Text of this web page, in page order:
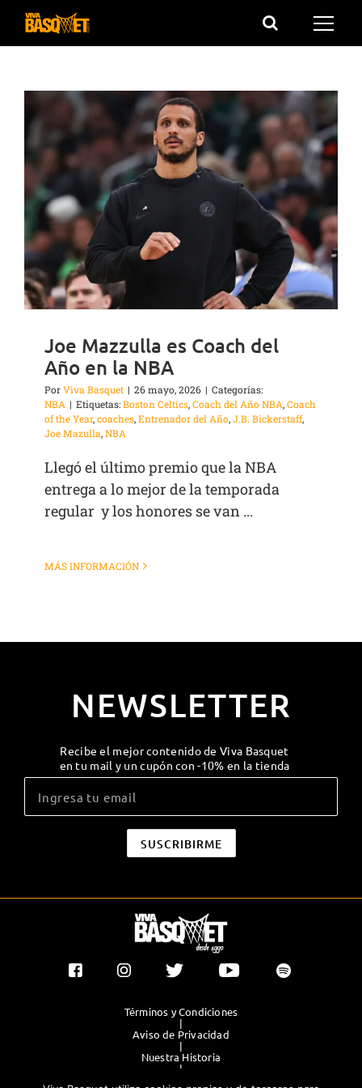
Saltar
Joe Mazzulla es Coach del
Año en la NBA
PorViva Basquet | 26 mayo, 2026 | Categorías:
NBA | Etiquetas:Boston Celtics,Coach del Año NBA,Coach
of the Year,coaches,Entrenador del Año,J.B. Bickerstaff,
Joe Mazulla,NBA
Llegó el último premio que la NBA
entrega a lo mejor de la temporada
regular y los honores se van ...
MÁS INFORMACIÓN
NEWSLETTER
Recibe el mejor contenido de Viva Basquet
en tu mail y un cupón con -10% en la tienda
Términos y Condiciones
|
Aviso de Privacidad
|
Nuestra Historia
|